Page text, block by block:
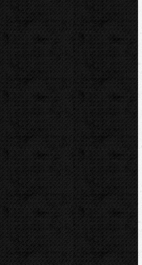
NIPO Tools s.r.o
719 020
719 020
GOPAY